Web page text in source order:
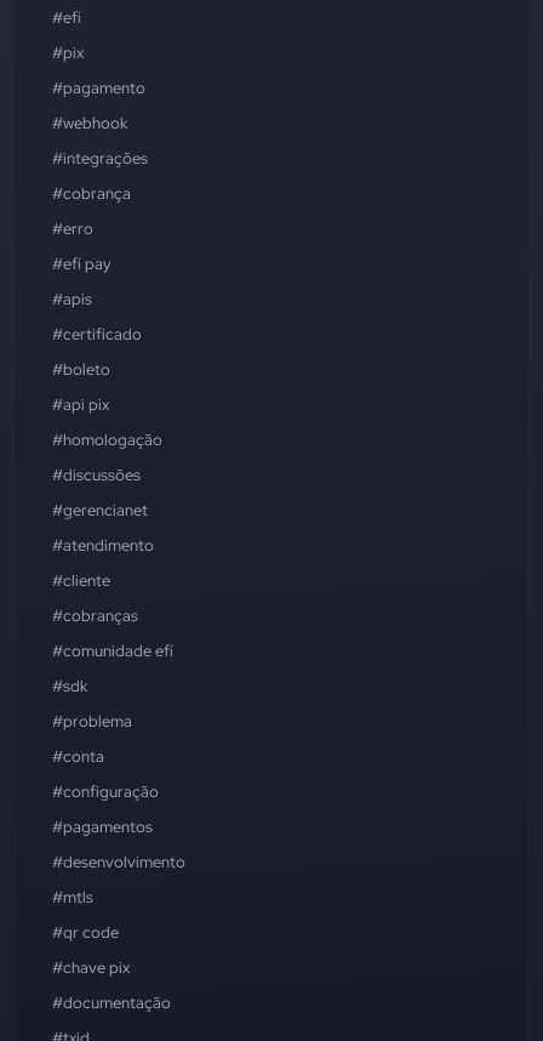
#efí
#pix
#pagamento
#webhook
#integrações
#cobrança
#erro
#efí pay
#apis
#certificado
#boleto
#api pix
#homologação
#discussões
#gerencianet
#atendimento
#cliente
#cobranças
#comunidade efí
#sdk
#problema
#conta
#configuração
#pagamentos
#desenvolvimento
#mtls
#qr code
#chave pix
#documentação